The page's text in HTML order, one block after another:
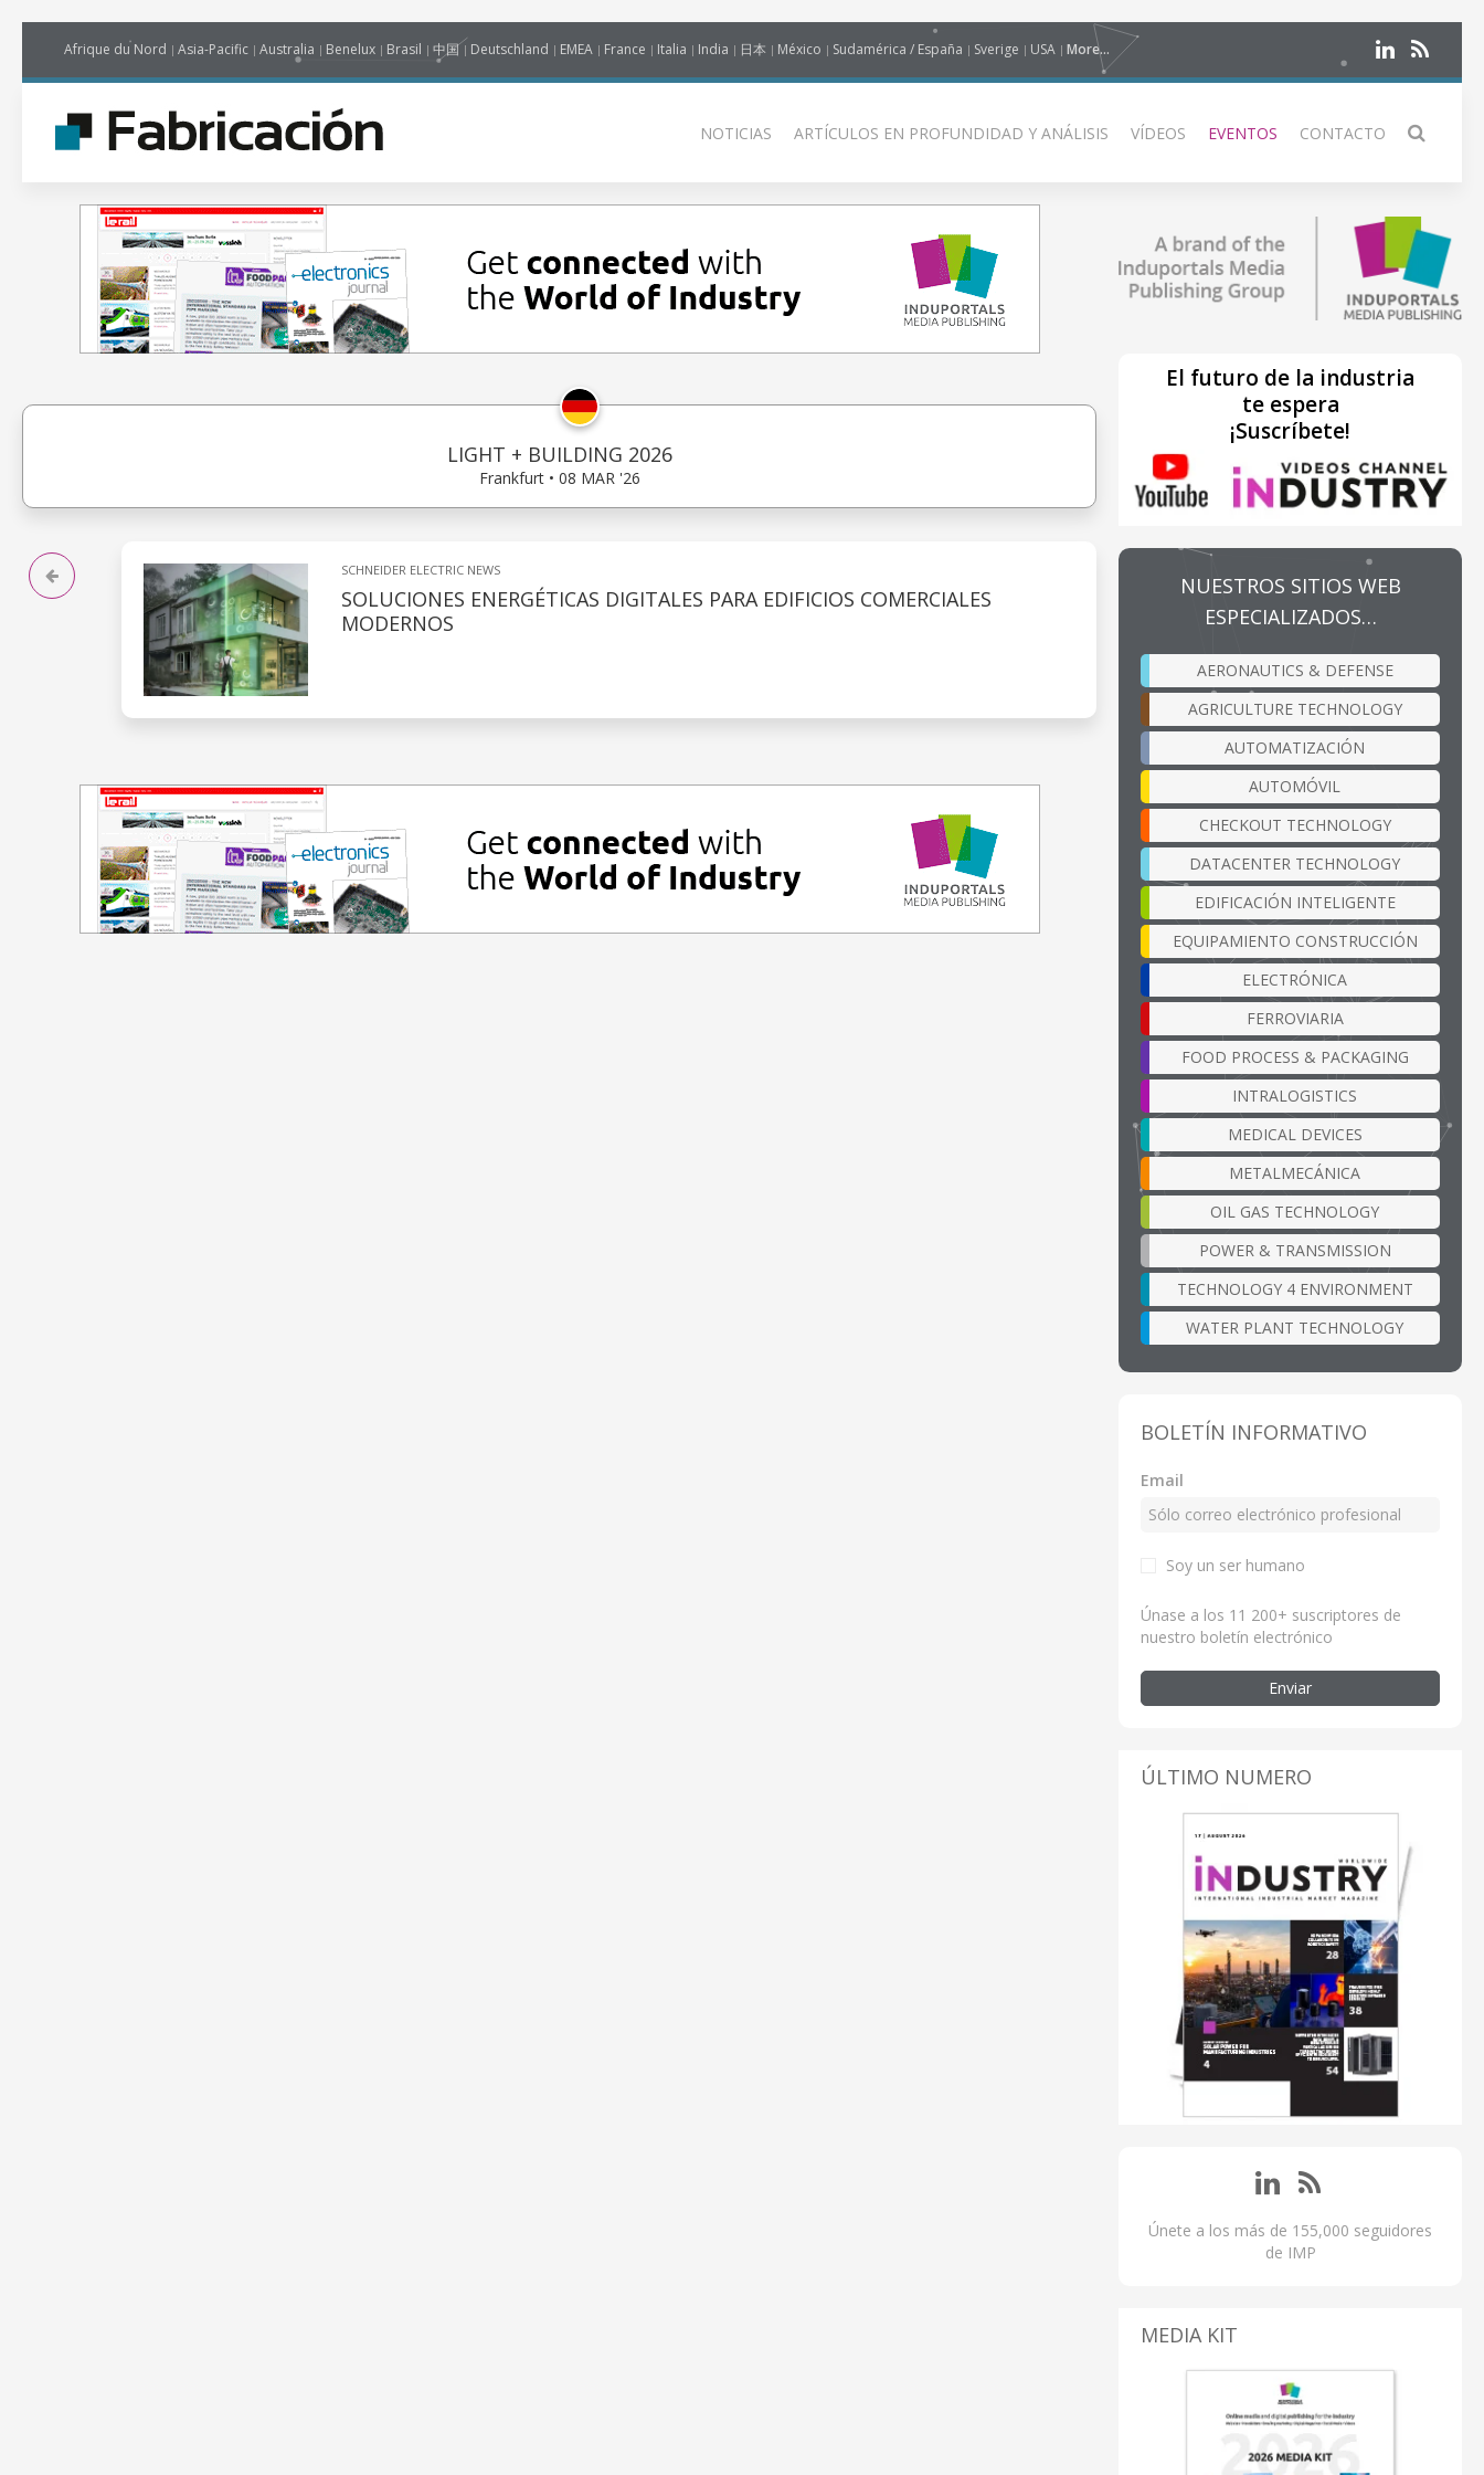
Afrique du Nord Asia-Pacific Australia Benelux Brasil 中国 Deutschland EMEA France Italia India 日本 México Sudamérica / España Sverige USA More...
NOTICIAS ARTÍCULOS EN PROFUNDIDAD Y ANÁLISIS VÍDEOS EVENTOS CONTACTO
LIGHT + BUILDING 2026
Frankfurt • 08 MAR '26
SCHNEIDER ELECTRIC NEWS
SOLUCIONES ENERGÉTICAS DIGITALES PARA EDIFICIOS COMERCIALES
MODERNOS
El futuro de la industria
te espera
¡Suscríbete!
NUESTROS SITIOS WEB
ESPECIALIZADOS…
AERONAUTICS & DEFENSE
AGRICULTURE TECHNOLOGY
AUTOMATIZACIÓN
AUTOMÓVIL
CHECKOUT TECHNOLOGY
DATACENTER TECHNOLOGY
EDIFICACIÓN INTELIGENTE
EQUIPAMIENTO CONSTRUCCIÓN
ELECTRÓNICA
FERROVIARIA
FOOD PROCESS & PACKAGING
INTRALOGISTICS
MEDICAL DEVICES
METALMECÁNICA
OIL GAS TECHNOLOGY
POWER & TRANSMISSION
TECHNOLOGY 4 ENVIRONMENT
WATER PLANT TECHNOLOGY
BOLETÍN INFORMATIVO
Email
Soy un ser humano
Únase a los 11 200+ suscriptores de
nuestro boletín electrónico
Enviar
ÚLTIMO NUMERO
Únete a los más de 155,000 seguidores
de IMP
MEDIA KIT